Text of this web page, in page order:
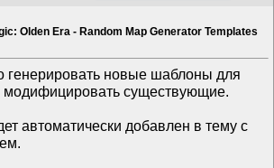
Olden Era - Random Map Generator Templates
генерировать новые шаблоны для
модифицировать существующие.
автоматически добавлен в тему с